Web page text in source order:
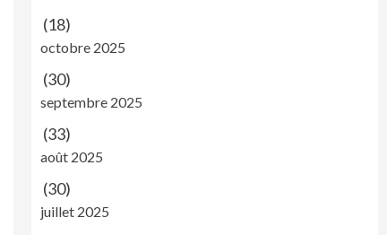
(18)
octobre 2025
(30)
septembre 2025
(33)
août 2025
(30)
juillet 2025